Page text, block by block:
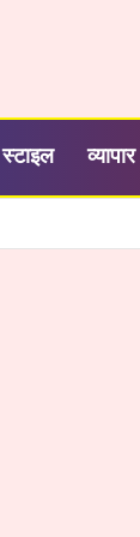
व्यापार
सेवाओं की व्यवस्था